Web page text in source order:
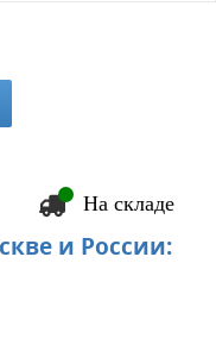
На складе
и России: